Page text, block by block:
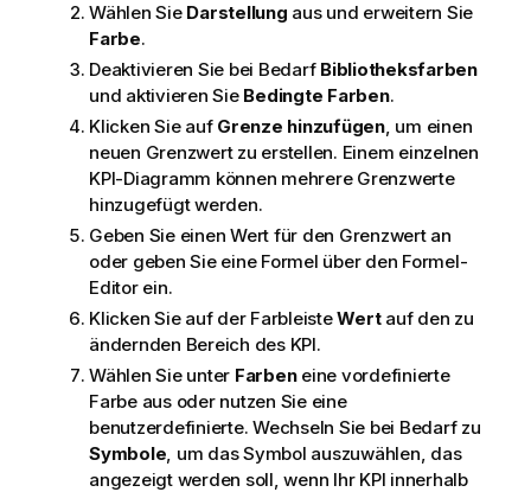
Wählen Sie Darstellung aus und erweitern Sie
Farbe.
Deaktivieren Sie bei Bedarf Bibliotheksfarben
und aktivieren Sie Bedingte Farben.
Klicken Sie auf Grenze hinzufügen, um einen
neuen Grenzwert zu erstellen. Einem einzelnen
KPI-Diagramm können mehrere Grenzwerte
hinzugefügt werden.
Geben Sie einen Wert für den Grenzwert an
oder geben Sie eine Formel über den Formel-
Editor ein.
Klicken Sie auf der FarbleisteWertauf den zu
ändernden Bereich des KPI.
Wählen Sie unter Farbeneine vordefinierte
Farbe aus oder nutzen Sie eine
benutzerdefinierte. Wechseln Sie bei Bedarf zu
Symbole , um das Symbol auszuwählen, das
angezeigt werden soll, wenn Ihr KPI innerhalb